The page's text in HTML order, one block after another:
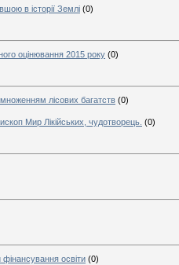
в історії Землі (0)
оцінювання 2015 року (0)
лісових багатств (0)
Мир Лікійських, чудотворець. (0)
освіти (0)